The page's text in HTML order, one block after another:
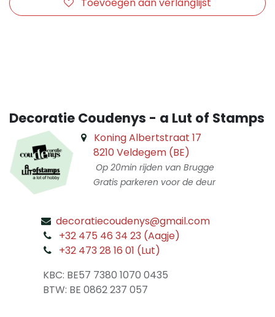
Decoratie Coudenys - a Lut of Stamps
Koning Albertstraat 17
8210 Veldegem (BE)
Op 20min rijden van Brugge
Gratis parkeren voor de deur
decoratiecoudenys@gmail.com
+32 475 46 34 23 (Aagje)
+32 473 28 16 01 (Lut)
KBC: BE57 7380 1070 0435
​ BTW: BE 0862 237 057